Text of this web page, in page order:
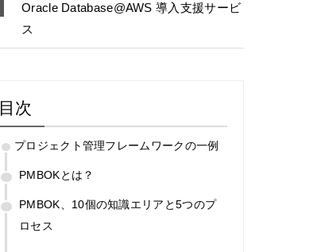
Oracle Database@AWS 導入支援サービ
ス
目次
プロジェクト管理フレームワークの一例
PMBOKとは？
PMBOK、10個の知識エリアと5つのプ
ロセス